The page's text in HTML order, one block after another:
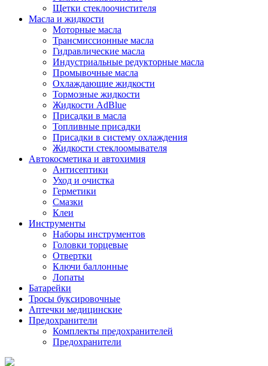
Щетки стеклоочистителя
Масла и жидкости
Моторные масла
Трансмиссионные масла
Гидравлические масла
Индустриальные редукторные масла
Промывочные масла
Охлаждающие жидкости
Тормозные жидкости
Жидкости AdBlue
Присадки в масла
Топливные присадки
Присадки в систему охлаждения
Жидкости стеклоомывателя
Автокосметика и автохимия
Антисептики
Уход и очистка
Герметики
Смазки
Клеи
Инструменты
Наборы инструментов
Головки торцевые
Отвертки
Ключи баллонные
Лопаты
Батарейки
Тросы буксировочные
Аптечки медицинские
Предохранители
Комплекты предохранителей
Предохранители